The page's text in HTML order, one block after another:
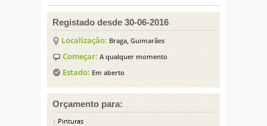
Registado desde 30-06-2016
Localização: Braga, Guimarães
Começar: A qualquer momento
Estado: Em aberto
Orçamento para:
Pinturas